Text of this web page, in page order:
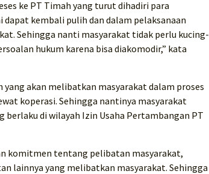
ke PT Timah yang turut dihadiri para
kembali pulih dan dalam pelaksanaan
Sehingga nanti masyarakat tidak perlu kucing-
hukum karena bisa diakomodir,” kata
yang akan melibatkan masyarakat dalam proses
koperasi. Sehingga nantinya masyarakat
di wilayah Izin Usaha Pertambangan PT
komitmen tentang pelibatan masyarakat,
lainnya yang melibatkan masyarakat. Sehingga